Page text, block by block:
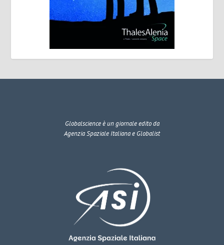
Globalscienceè un giornale edito da
Agenzia Spaziale Italiana e Globalist